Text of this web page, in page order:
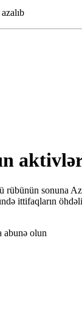
rübünün sonuna
ittifaqların
abunə olun